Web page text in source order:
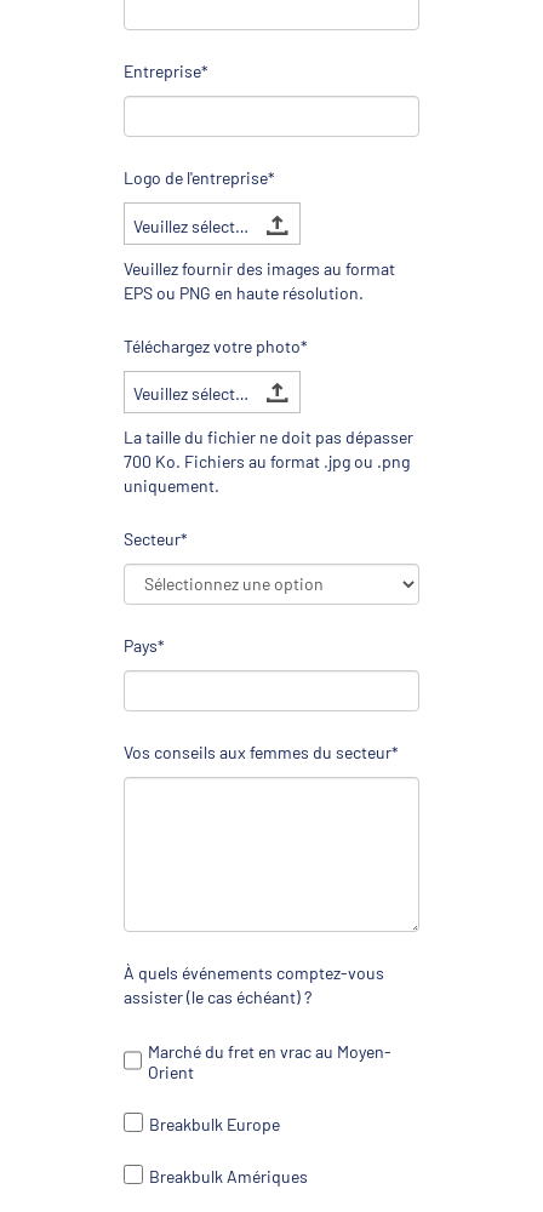
Entreprise*
Logo de l'entreprise*
Veuillez sélectionner un fichier
Veuillez fournir des images au format
EPS ou PNG en haute résolution.
Téléchargez votre photo*
Veuillez sélectionner un fichier
La taille du fichier ne doit pas dépasser
700 Ko. Fichiers au format .jpg ou .png
uniquement.
Secteur*
Pays*
Vos conseils aux femmes du secteur*
À quels événements comptez-vous
assister (le cas échéant) ?
Marché du fret en vrac au Moyen-
Orient
Breakbulk Europe
Breakbulk Amériques